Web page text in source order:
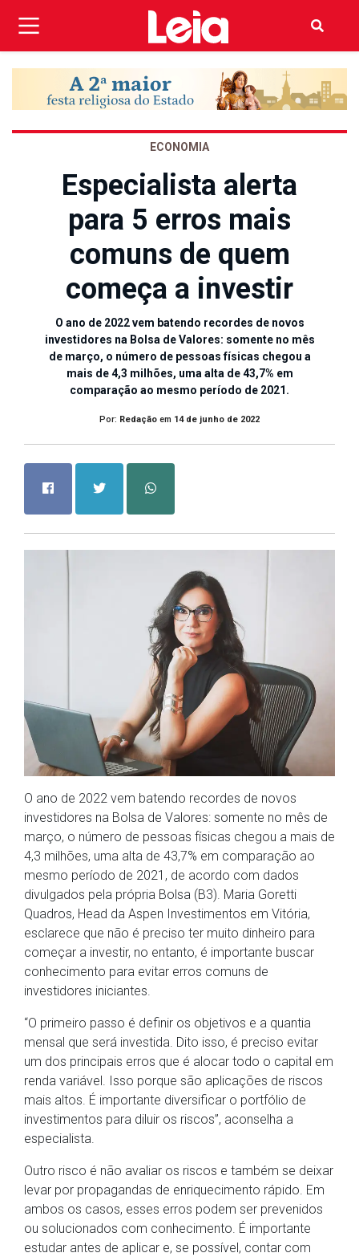
ECONOMIA
Especialista alerta
para 5 erros mais
comuns de quem
começa a investir
O ano de 2022 vem batendo recordes de novos
investidores na Bolsa de Valores: somente no mês
de março, o número de pessoas físicas chegou a
mais de 4,3 milhões, uma alta de 43,7% em
comparação ao mesmo período de 2021.
Por: Redação em 14 de junho de 2022
O ano de 2022 vem batendo recordes de novos
investidores na Bolsa de Valores: somente no mês de
março, o número de pessoas físicas chegou a mais de
4,3 milhões, uma alta de 43,7% em comparação ao
mesmo período de 2021, de acordo com dados
divulgados pela própria Bolsa (B3). Maria Goretti
Quadros, Head da Aspen Investimentos em Vitória,
esclarece que não é preciso ter muito dinheiro para
começar a investir, no entanto, é importante buscar
conhecimento para evitar erros comuns de
investidores iniciantes.
“O primeiro passo é definir os objetivos e a quantia
mensal que será investida. Dito isso, é preciso evitar
um dos principais erros que é alocar todo o capital em
renda variável. Isso porque são aplicações de riscos
mais altos. É importante diversificar o portfólio de
investimentos para diluir os riscos”, aconselha a
especialista.
Outro risco é não avaliar os riscos e também se deixar
levar por propagandas de enriquecimento rápido. Em
ambos os casos, esses erros podem ser prevenidos
ou solucionados com conhecimento. É importante
estudar antes de aplicar e, se possível, contar com